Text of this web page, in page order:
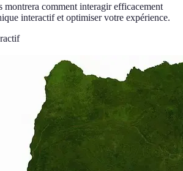
montrera comment interagir efficacement
interactif et optimiser votre expérience.